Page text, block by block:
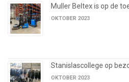
Muller Beltex is op de
OKTOBER 2023
Stanislascollege op
OKTOBER 2023